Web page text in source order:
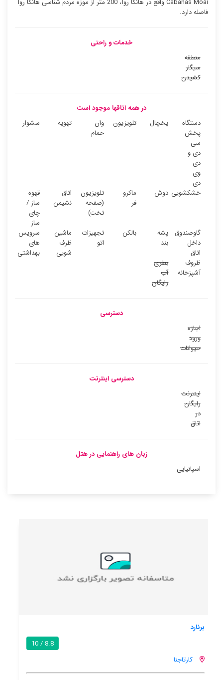
Cabañas Moai واقع در هانگا روآ، 200 متر از موزه مردم شناسی هانگا روآ
فاصله دارد.
خدمات و راحتی
منطقه
سیگار
کشیدن
در همه اتاقها موجود است
دستگاه
پخش
سی
دی و
دی
وی
دی
یخچال تلویزیون
وان
حمام
تهویه سشوار
خشکشویی دوش
ماکرو
فر
تلویزیون
(صفحه
تخت)
اتاق
نشیمن
قهوه
ساز /
چای
ساز
گاوصندوق
داخل
اتاق
پشه
بند
بالکن
تجهیزات
اتو
ماشین
ظرف
شویی
سرویس
های
بهداشتی
ظروف
آشپزخانه
بطری
آب
رایگان
دسترسی
اجازه
ورود
حیوانات
دسترسی اینترنت
اینترنت
رایگان
در
اتاق
زبان های راهنمایی در هتل
اسپانیایی
8.6 / 10
کارتاجنا